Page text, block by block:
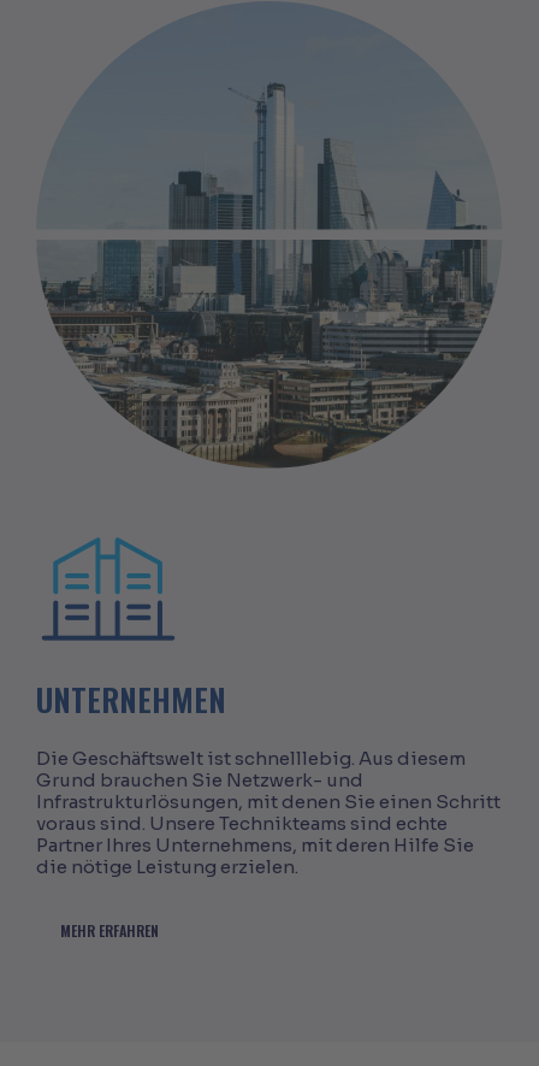
Business people talking in server room
UNTERNEHMEN
Die Geschäftswelt ist schnelllebig. Aus diesem
Grund brauchen Sie Netzwerk- und
Infrastrukturlösungen, mit denen Sie einen Schritt
voraus sind. Unsere Technikteams sind echte
Partner Ihres Unternehmens, mit deren Hilfe Sie
die nötige Leistung erzielen.
MEHR ERFAHREN